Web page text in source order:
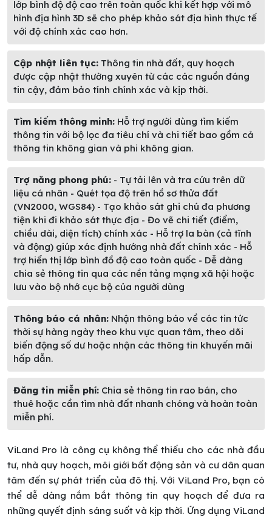
lớp bình độ độ cao trên toàn quốc khi kết hợp với mô
hình địa hình 3D sẽ cho phép khảo sát địa hình thực tế
với độ chính xác cao hơn.
Cập nhật liên tục: Thông tin nhà đất, quy hoạch
được cập nhật thường xuyên từ các các nguồn đáng
tin cậy, đảm bảo tính chính xác và kịp thời.
Tìm kiếm thông minh: Hỗ trợ người dùng tìm kiếm
thông tin với bộ lọc đa tiêu chí và chi tiết bao gồm cả
thông tin không gian và phi không gian.
Trợ năng phong phú: - Tự tải lên và tra cứu trên dữ
liệu cá nhân - Quét tọa độ trên hồ sơ thửa đất
(VN2000, WGS84) - Tạo khảo sát ghi chú đa phương
tiện khi đi khảo sát thực địa - Đo vẽ chi tiết (điểm,
chiều dài, diện tích) chính xác - Hỗ trợ la bàn (cả tĩnh
và động) giúp xác định hướng nhà đất chính xác - Hỗ
trợ hiển thị lớp bình đồ độ cao toàn quốc - Dễ dàng
chia sẻ thông tin qua các nền tảng mạng xã hội hoặc
lưu vào bộ nhớ cục bộ của người dùng
Thông báo cá nhân: Nhận thông báo về các tin tức
thời sự hàng ngày theo khu vực quan tâm, theo dõi
biến động số dư hoặc nhận các thông tin khuyến mãi
hấp dẫn.
Đăng tin miễn phí: Chia sẻ thông tin rao bán, cho
thuê hoặc cần tìm nhà đất nhanh chóng và hoàn toàn
miễn phí.
ViLand Pro là công cụ không thể thiếu cho các nhà đầu
tư, nhà quy hoạch, môi giới bất động sản và cư dân quan
tâm đến sự phát triển của đô thị. Với ViLand Pro, bạn có
thể dễ dàng nắm bắt thông tin quy hoạch để đưa ra
những quyết định sáng suốt và kịp thời. Ứng dụng ViLand